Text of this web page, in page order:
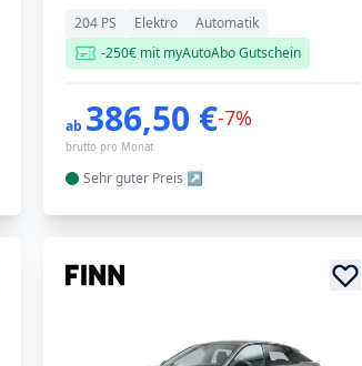
204 PS Elektro
Automatik
-250€ mit myAutoAbo Gutschein
ab 386,50 €-7%
brutto pro Monat
Sehr guter Preis